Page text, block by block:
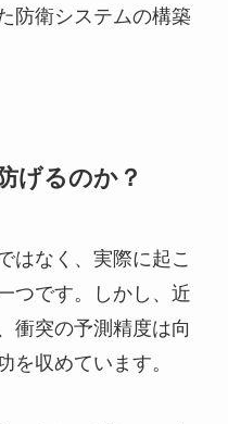
防衛システムの構築
げるのか？
はなく、実際に起こ
つです。しかし、近
衝突の予測精度は向
を収めています。